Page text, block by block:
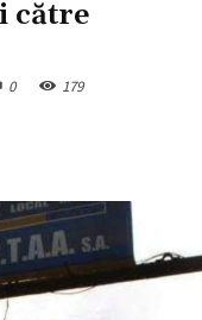
către
0 179